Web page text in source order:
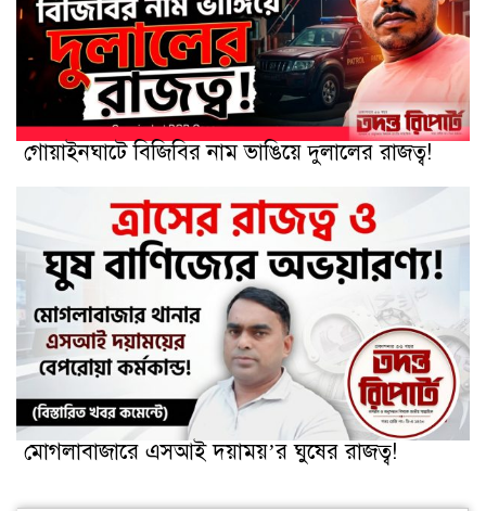
গোয়াইনঘাটে বিজিবির নাম ভাঙিয়ে দুলালের রাজত্ব!
মোগলাবাজারে এসআই দয়াময়’র ঘুষের রাজত্ব!